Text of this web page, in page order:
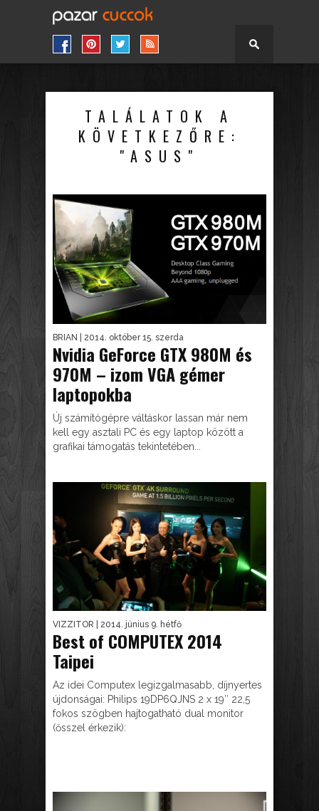
TALÁLATOK A
KÖVETKEZŐRE:
"ASUS"
BRIAN | 2014. október 15. szerda
Nvidia GeForce GTX 980M és
970M – izom VGA gémer
laptopokba
Új számítógépre váltáskor lassan már nem
kell egy asztali PC és egy laptop között a
grafikai támogatás tekintetében...
VIZZITOR | 2014. június 9. hétfő
Best of COMPUTEX 2014
Taipei
Az idei Computex legizgalmasabb, díjnyertes
újdonságai: Philips 19DP6QJNS 2 x 19″ 22,5
fokos szögben hajtogatható dual monitor
(ősszel érkezik):